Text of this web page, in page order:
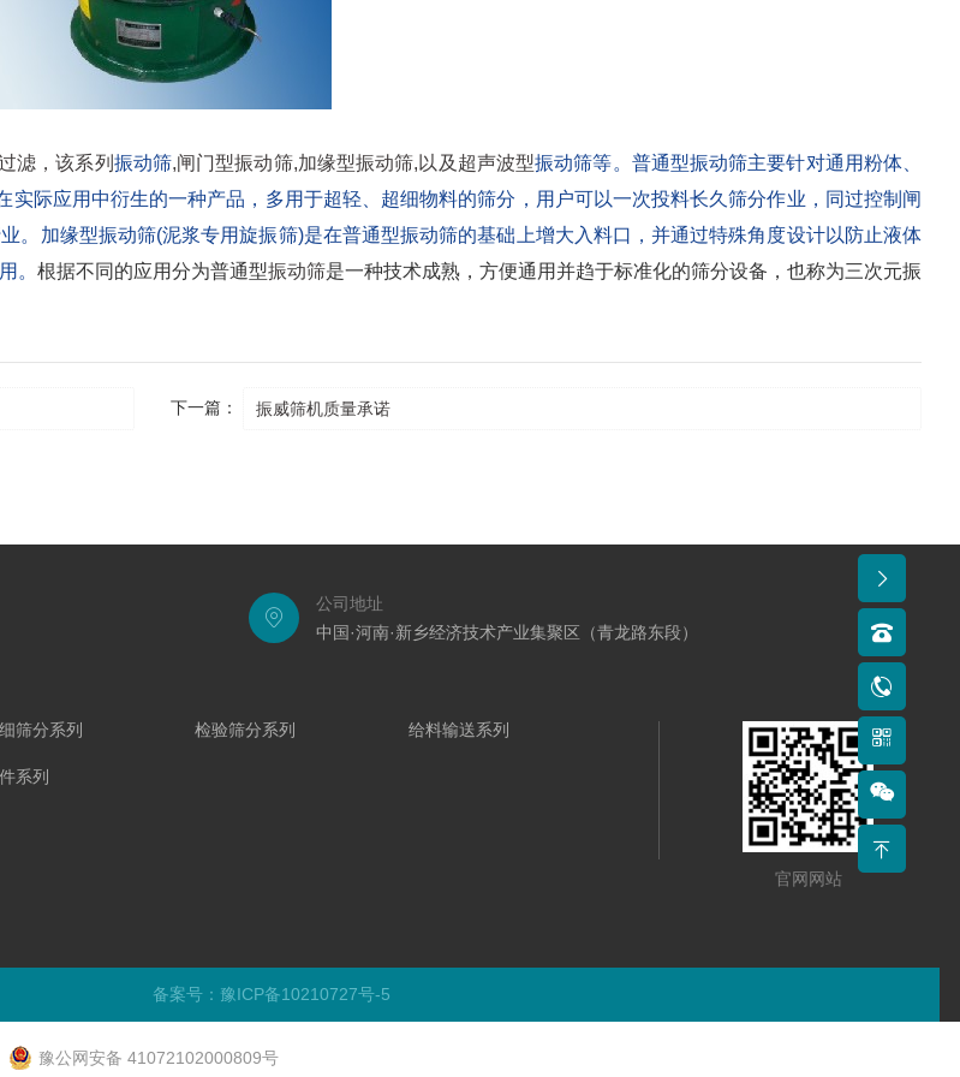
滤，该系列 振动筛,闸门型振动筛,加缘型振动筛,以及超声波型振动筛等。普通型振动筛主要针对通用粉体、
际应用中衍生的一种产品，多用于超轻、超细物料的筛分，用户可以一次投料长久筛分作业，同过控制闸
。加缘型振动筛(泥浆专用旋振筛)是在普通型振动筛的基础上增大入料口，并通过特殊角度设计以防止液体
。 根据不同的应用分为普通型振动筛是一种技术成熟，方便通用并趋于标准化的筛分设备，也称为三次元振
下一篇： 振威筛机质量承诺
公司地址
中国·河南·新乡经济技术产业集聚区（青龙路东段）
筛分系列 检验筛分系列 给料输送系列
系列
官网网站
备案号：豫ICP备10210727号-5
豫公网安备 41072102000809号